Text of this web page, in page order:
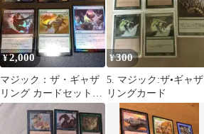
¥2,000
マジック：ザ・ギャザ
リング カードセット
foil ホイル
¥300
5. マジック:ザ•ギャザ
リングカード